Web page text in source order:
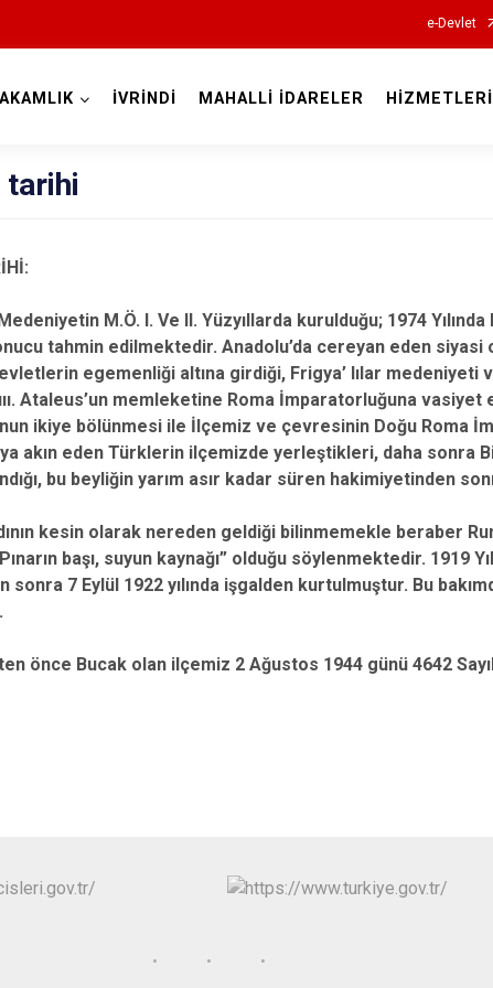
e-Devlet
Balya
Bandırma
Bigadiç
Burhaniye
Dursunbey
Erdek
Gömeç
İVRİNDİ MAHALLİ İDARELER
tarihi
M.Ö. I. Ve II. Yüzyıllarda kurulduğu; 1974 Yılında
tahmin edilmektedir. Anadolu’da cereyan eden
egemenliği altına girdiği, Frigya’ lılar medeniyeti
Ataleus’un memleketine Roma İmparatorluğuna
ikiye bölünmesi ile İlçemiz ve çevresinin Doğu Roma
akın eden Türklerin ilçemizde yerleştikleri, daha sonra
bu beyliğin yarım asır kadar süren hakimiyetinden
kesin olarak nereden geldiği bilinmemekle beraber
başı, suyun kaynağı” olduğu söylenmektedir. 1919
sonra 7 Eylül 1922 yılında işgalden kurtulmuştur. Bu
önce Bucak olan ilçemiz 2 Ağustos 1944 günü 4642